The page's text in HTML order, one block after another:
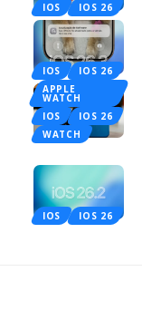
IOS IOS 26
IOS IOS 26
APPLE
WATCH
IOS
IOS 26
WATCH
IOS IOS 26